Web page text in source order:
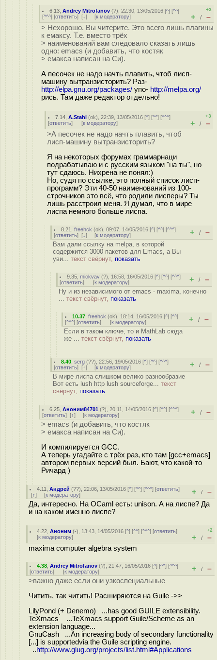
6.13 ,Andrey Mitrofanov (?), 22:30, 13/05/2016 [^] [^^]
[^^^] [ответить] [↓] [к модератору]
+3
+ / –
> Нехорошо. Вы читерите. Это всего лишь плагины
к емаксу. Т.е. вместо трёх
> наименований вам следовало сказать лишь
одно: emacs (и добавить, что костяк
> емакса написан на Си).
А песочек не надо начть плавить, чтоб лисп-
машину вытранзисторить? Раз-
http://elpa.gnu.org/packages/ упо- http://melpa.org/
рись. Там даже редактор отдельно!
7.14 ,A.Stahl (ok), 22:39, 13/05/2016 [^] [^^] [^^^]
[ответить] [к модератору]
+3
+ / –
>А песочек не надо начть плавить, чтоб
лисп-машину вытранзисторить?
Я на некоторых форумах граммарнаци
подрабатываю и с русским языком "на ты", но
тут сдаюсь. Нихрена не понял:)
Но, судя по ссылке, это полный список лисп-
программ? Эти 40-50 наименований из 100-
строчников это всё, что родили лисперы? Ты
лишь расстроил меня. Я думал, что в мире
лиспа немного больше лиспа.
8.21 ,freehck (ok), 09:07, 14/05/2016 [^] [^^] [^^^]
[ответить] [↓] [к модератору] + / –
Вам дали ссылку на melpa, в которой
содержится 3000 пакетов для Emacs, а Вы
уви... текст свёрнут, показать
9.35 ,mickvav (?), 16:58, 16/05/2016 [^] [^^] [^^^]
[ответить] [к модератору] + / –
Ну и из независимого от emacs - maxima, конечно
... текст свёрнут, показать
10.37 ,freehck (ok), 18:14, 16/05/2016 [^] [^^]
[^^^] [ответить] [к модератору] + / –
Если в таком ключе, то и MathLab сюда
же ... текст свёрнут, показать
8.40 ,serg (??), 22:56, 19/05/2016 [^] [^^] [^^^]
[ответить] [↑] [к модератору] + / –
В мире лиспа слишком велико разнообразие
Вот есть lush http lush sourceforge... текст
свёрнут, показать
6.25 ,Аноним84701 (?), 20:11, 14/05/2016 [^] [^^] [^^^]
[ответить] [↑] [к модератору] + / –
> emacs (и добавить, что костяк
> емакса написан на Си).
И компилируется GCC.
А теперь угадайте с трёх раз, кто там [gcc+emacs]
автором первых версий был. Бают, что какой-то
Ричард )
4.11 ,Андрей (??), 22:06, 13/05/2016 [^] [^^] [^^^] [ответить]
[↑] [к модератору] + / –
Да, интересно. На OCaml есть: unison. А на лиспе? Да
и на каком именно лиспе?
4.22 ,Аноним (-), 13:43, 14/05/2016 [^] [^^] [^^^] [ответить]
[к модератору]
+2
+ / –
maxima computer algebra system
4.38 ,Andrey Mitrofanov (?), 21:47, 16/05/2016 [^] [^^] [^^^]
[ответить] [к модератору] + / –
>важно даже если они узкоспециальные
Читить, так читить! Расширяются на Guile ->>
LilyPond (+ Denemo) ...has good GUILE extensibility.
TeXmacs ...TeXmacs support Guile/Scheme as an
extension language...
GnuCash ...An increasing body of secondary functionality
[...] is supportedvia the Guile scripting engine.
..http://www.glug.org/projects/list.html#Applications